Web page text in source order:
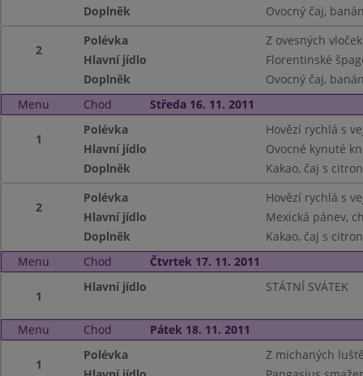
Doplněk
Ovocný čaj,
2
Polévka
Z ovesných vloček
Hlavní jídlo
Florentinské
Doplněk
Ovocný čaj,
Menu
Chod Středa 16. 11. 2011
1
Polévka
Hovězí rychlá s
Hlavní jídlo
Ovocné kynuté
Doplněk
Kakao, čaj s
2
Polévka
Hovězí rychlá s
Hlavní jídlo
Mexická pánev,
Doplněk
Kakao, čaj s
Menu
Chod Čtvrtek 17. 11. 2011
1
Hlavní jídlo STÁTNÍ SVÁTEK
Menu Chod Pátek 18. 11. 2011
1
Polévka
Z míchaných